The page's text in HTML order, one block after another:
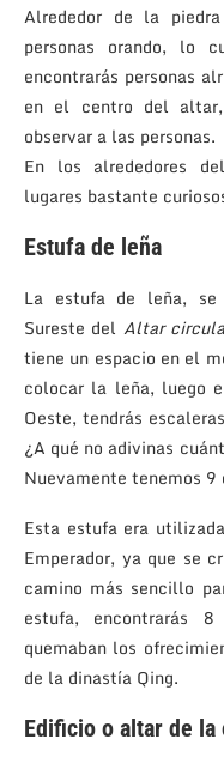
Alrededor de la
personas orando, lo
encontrarás personas
en el centro del
observar a las personas.
En los alrededores del
lugares bastante
Estufa de leña
La estufa de leña, se
Sureste del Altar
tiene un espacio en el
colocar la leña, luego
Oeste, tendrás
¿A qué no adivinas
Nuevamente tenemos 9
Esta estufa era
Emperador, ya que se
camino más sencillo
estufa, encontrarás
quemaban los
de la dinastía Qing.
Edificio o altar de la